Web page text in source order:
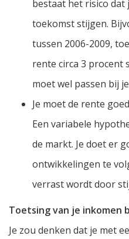
bestaat het risico dat
toekomst stijgen.
tussen 2006-2009,
rente circa 3 procent
moet wel passen bij
Je moet de rente
Een variabele
de markt. Je doet er
ontwikkelingen te
verrast wordt door
Toetsing van je inkomen
Je zou denken dat je met